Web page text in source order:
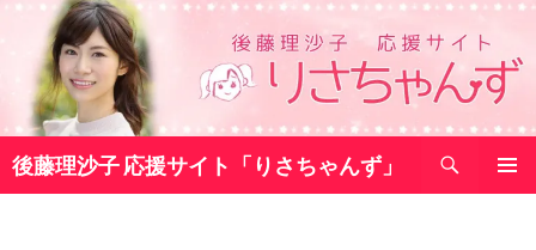
ツ
へ
ス
後藤理沙子 応援サイト「りさちゃんず」
索